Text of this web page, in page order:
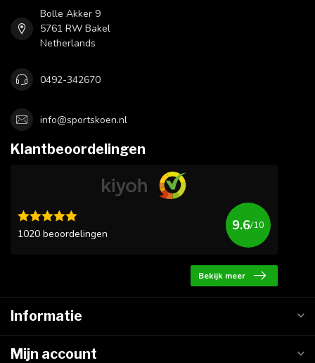
Bolle Akker 9
5761 RW Bakel
Netherlands
0492-342670
info@sportskoen.nl
Klantbeoordelingen
1020 beoordelingen
9.6/10
Bekijk meer
Informatie
Mijn account